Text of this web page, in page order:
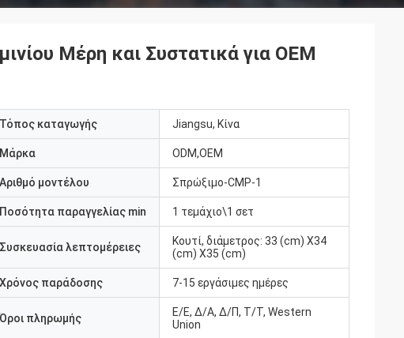
Μέρη και Συστατικά για OEM
Τόπος καταγωγής Jiangsu, Κίνα
Μάρκα ODM,OEM
Αριθμό μοντέλου Σπρώξιμο-CMP-1
Ποσότητα παραγγελίας min 1 τεμάχιο\1 σετ
Συσκευασία λεπτομέρειες
Κουτί, διάμετρος: 33 (cm) X34
(cm) X35 (cm)
Χρόνος παράδοσης 7-15 εργάσιμες ημέρες
Όροι πληρωμής
Ε/Ε, Δ/Α, Δ/Π, Τ/Τ, Western
Union